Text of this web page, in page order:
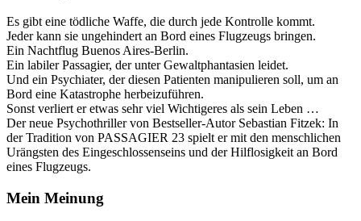
Es gibt eine tödliche Waffe, die durch jede Kontrolle kommt.
Jeder kann sie ungehindert an Bord eines Flugzeugs bringen.
Ein Nachtflug Buenos Aires-Berlin.
Ein labiler Passagier, der unter Gewaltphantasien leidet.
Und ein Psychiater, der diesen Patienten manipulieren soll, um an
Bord eine Katastrophe herbeizuführen.
Sonst verliert er etwas sehr viel Wichtigeres als sein Leben …
Der neue Psychothriller von Bestseller-Autor Sebastian Fitzek: In
der Tradition von PASSAGIER 23 spielt er mit den menschlichen
Urängsten des Eingeschlossenseins und der Hilflosigkeit an Bord
eines Flugzeugs.
Mein Meinung